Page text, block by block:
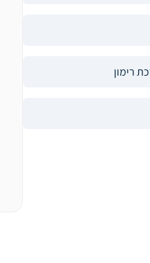
רימון